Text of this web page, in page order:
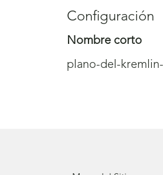
Configuración
Nombre corto
plano-del-